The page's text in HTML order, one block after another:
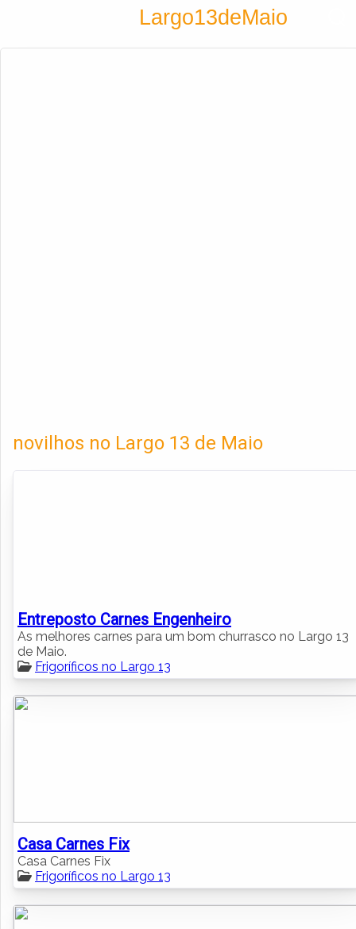
Largo13deMaio
novilhos no Largo 13 de Maio
Entreposto Carnes Engenheiro
As melhores carnes para um bom churrasco no Largo 13
de Maio.
Frigoríficos no Largo 13
Casa Carnes Fix
Casa Carnes Fix
Frigoríficos no Largo 13